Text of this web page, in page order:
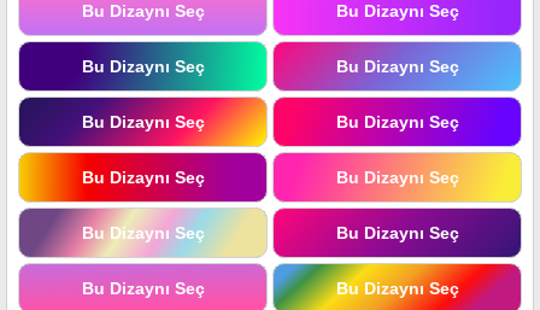
Bu Dizaynı Seç Bu Dizaynı Seç
Bu Dizaynı Seç Bu Dizaynı Seç
Bu Dizaynı Seç Bu Dizaynı Seç
Bu Dizaynı Seç Bu Dizaynı Seç
Bu Dizaynı Seç Bu Dizaynı Seç
Bu Dizaynı Seç Bu Dizaynı Seç